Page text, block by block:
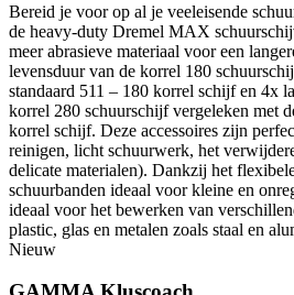
Bereid je voor op al je veeleisende
de heavy-duty Dremel MAX
meer abrasieve materiaal voor een
levensduur van de korrel 180
standaard 511 – 180 korrel schijf en 4x
korrel 280 schuurschijf vergeleken met
korrel schijf. Deze accessoires zijn
reinigen, licht schuurwerk, het
delicate materialen). Dankzij het
schuurbanden ideaal voor kleine en
ideaal voor het bewerken van
plastic, glas en metalen zoals staal en
Nieuw